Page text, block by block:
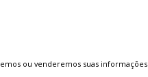
ou venderemos suas informações.